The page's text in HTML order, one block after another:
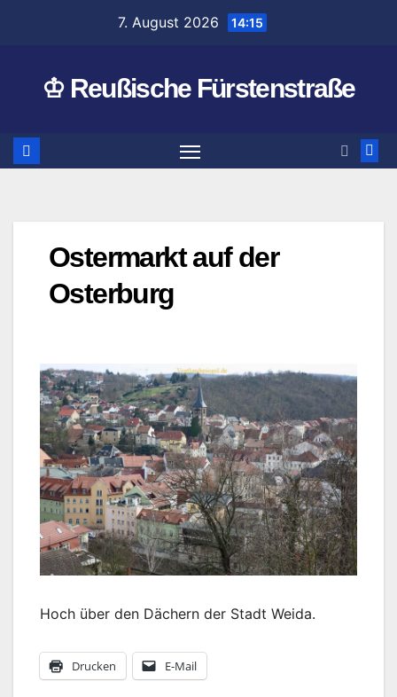
7. August 2026 14:15
♔ Reußische Fürstenstraße
Ostermarkt auf der
Osterburg
Hoch über den Dächern der Stadt Weida.
Drucken E-Mail